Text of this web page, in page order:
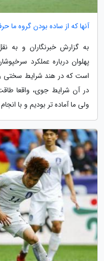
آنها که از ساده بودن گروه
به گزارش خبرنگاران و به
پهلوان درباره عملکرد
است که در هند شرایط سختی
در آن شرایط جوی، واقعا
ولی ما آماده تر بودیم و با